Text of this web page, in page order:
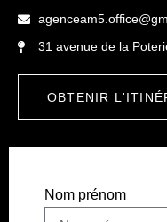
31 avenue de la
OBTENIR
Nom prénom